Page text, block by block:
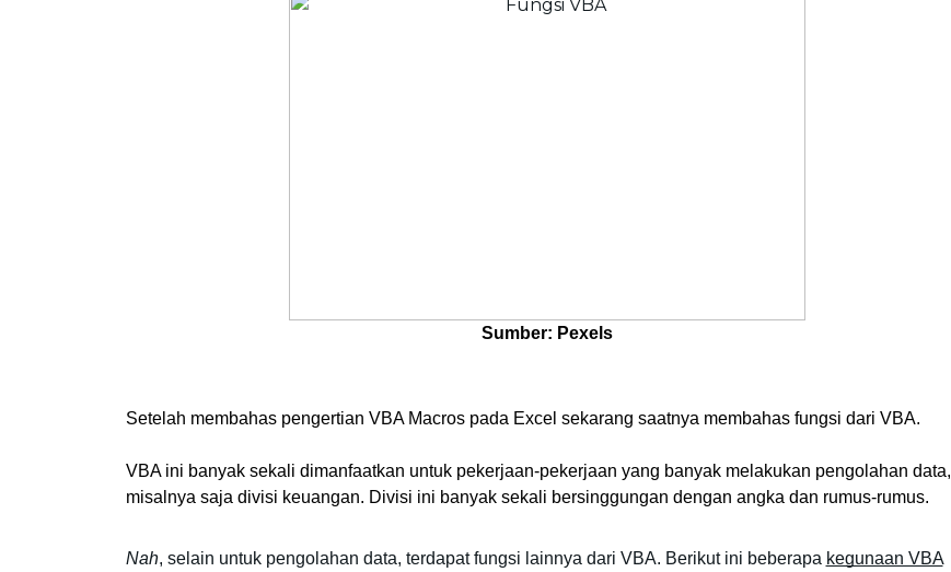
Sumber: Pexels
Setelah membahas pengertian VBA Macros pada Excel sekarang saatnya membahas fungsi dari VBA.
VBA ini banyak sekali dimanfaatkan untuk pekerjaan-pekerjaan yang banyak melakukan pengolahan data,
misalnya saja divisi keuangan. Divisi ini banyak sekali bersinggungan dengan angka dan rumus-rumus.
Nah, selain untuk pengolahan data, terdapat fungsi lainnya dari VBA. Berikut ini beberapa kegunaan VBA